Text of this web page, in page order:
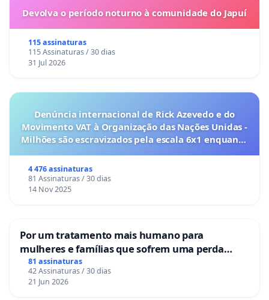
Devolva o período noturno à comunidade do Japuí
115 assinaturas
115 Assinaturas / 30 dias
31 Jul 2026
Denúncia internacional de Rick Azevedo e do
Movimento VAT à Organização das Nações Unidas -
Milhões são escravizados pela escala 6x1 enquanto
4 476 assinaturas
81 Assinaturas / 30 dias
14 Nov 2025
Por um tratamento mais humano para
mulheres e famílias que sofrem uma perda
gestacional nos hospitais portugueses
81 assinaturas
42 Assinaturas / 30 dias
21 Jun 2026